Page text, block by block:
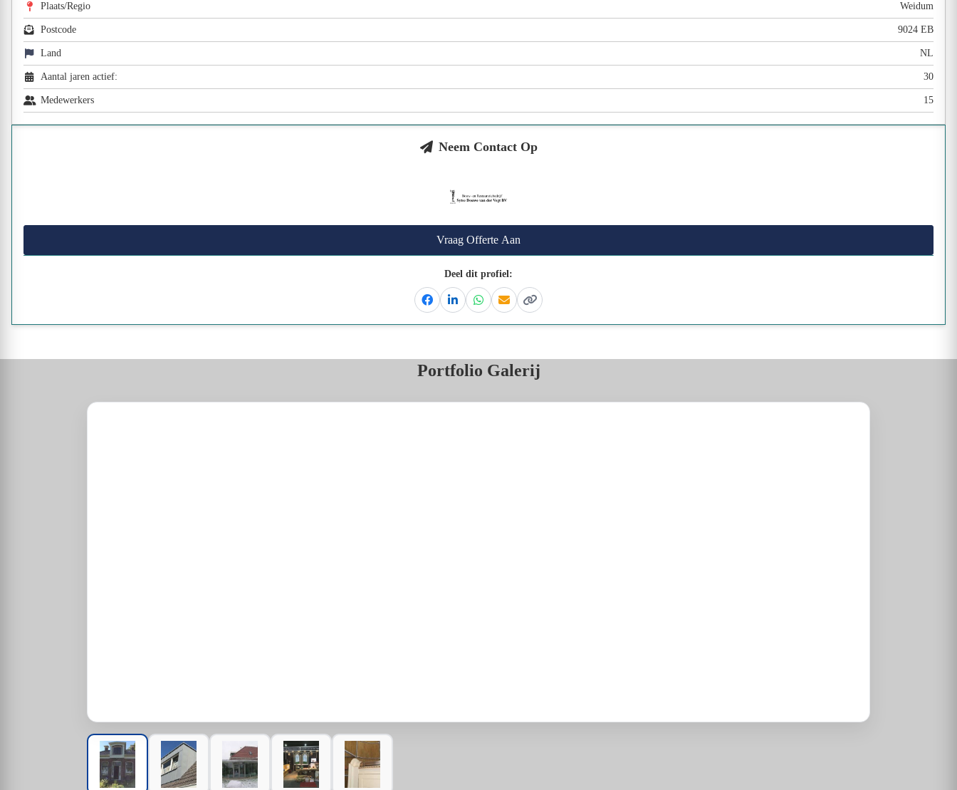
Plaats/Regio Weidum
Postcode 9024 EB
Land NL
Aantal jaren actief: 30
Medewerkers 15
Neem Contact Op
Vraag Offerte Aan
Deel dit profiel:
FacebookLinkedinWhatsapp
EmailKopieer link
Portfolio Galerij